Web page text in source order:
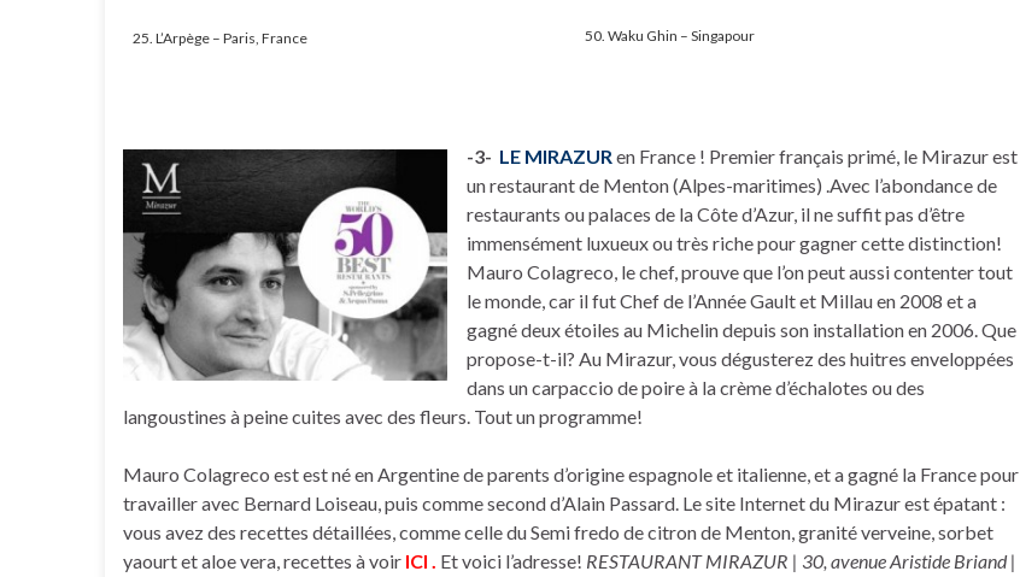
25. L’Arpège – Paris, France 50. Waku Ghin – Singapour
-3- LE MIRAZURen France ! Premier français primé, le Mirazur est
un restaurant de Menton (Alpes-maritimes) .Avec l’abondance de
restaurants ou palaces de la Côte d’Azur, il ne suffit pas d’être
immensément luxueux ou très riche pour gagner cette distinction!
Mauro Colagreco, le chef, prouve que l’on peut aussi contenter tout
le monde, car il fut Chef de l’Année Gault et Millau en 2008 et a
gagné deux étoiles au Michelin depuis son installation en 2006. Que
propose-t-il? Au Mirazur, vous dégusterez des huitres enveloppées
dans un carpaccio de poire à la crème d’échalotes ou des
langoustines à peine cuites avec des fleurs. Tout un programme!
Mauro Colagreco est est né en Argentine de parents d’origine espagnole et italienne, et a gagné la France pour
travailler avec Bernard Loiseau, puis comme second d’Alain Passard. Le site Internet du Mirazur est épatant :
vous avez des recettes détaillées, comme celle du Semi fredo de citron de Menton, granité verveine, sorbet
yaourt et aloe vera, recettes à voir ICI . Et voici l’adresse! RESTAURANT MIRAZUR | 30, avenue Aristide Briand |